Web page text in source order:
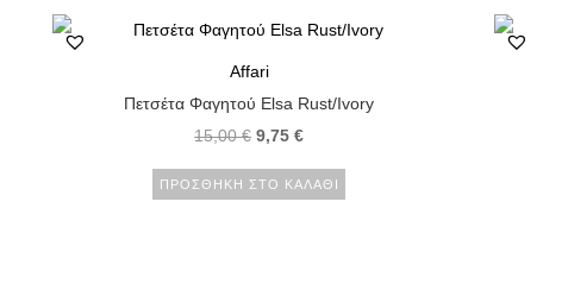
Affari
Πετσέτα Φαγητού Elsa Rust/Ivory
15,00€ 9,75€
ΠΡΟΣΘΉΚΗ ΣΤΟ ΚΑΛΆΘΙ